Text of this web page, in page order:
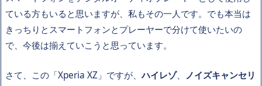
ている方もいると思いますが、私もその一人です。でも本当は
きっちりとスマートフォンとプレーヤーで分けて使いたいの
で、今後は揃えていこうと思っています。
さて、この「Xperia XZ」ですが、ハイレゾ、 ノイズキャンセリ